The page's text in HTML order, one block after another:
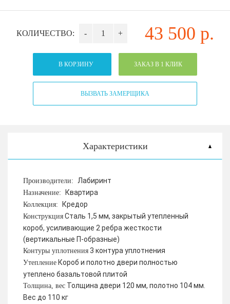
КОЛИЧЕСТВО: - + 43 500 р.
В КОРЗИНУ ЗАКАЗ В 1 КЛИК
ВЫЗВАТЬ ЗАМЕРЩИКА
Характеристики
Производители: Лабиринт
Назначение: Квартира
Коллекция: Кредор
Конструкция Сталь 1,5 мм, закрытый утепленный
короб, усиливающие 2 ребра жесткости
(вертикальные П-образные)
Контуры уплотнения 3 контура уплотнения
Утепление Короб и полотно двери полностью
утеплено базальтовой плитой
Толщина, вес Толщина двери 120 мм, полотно 104 мм.
Вес до 110 кг